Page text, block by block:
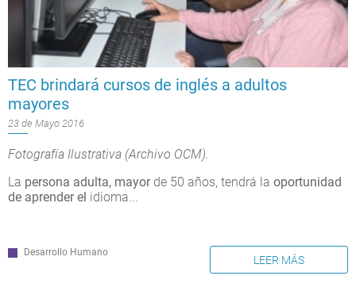
TEC brindará cursos de inglés a adultos
mayores
23 de Mayo 2016
Fotografía Ilustrativa (Archivo OCM).
La persona adulta, mayorde 50 años, tendrá la oportunidad
de aprender el idioma...
Desarrollo Humano
LEER MÁS